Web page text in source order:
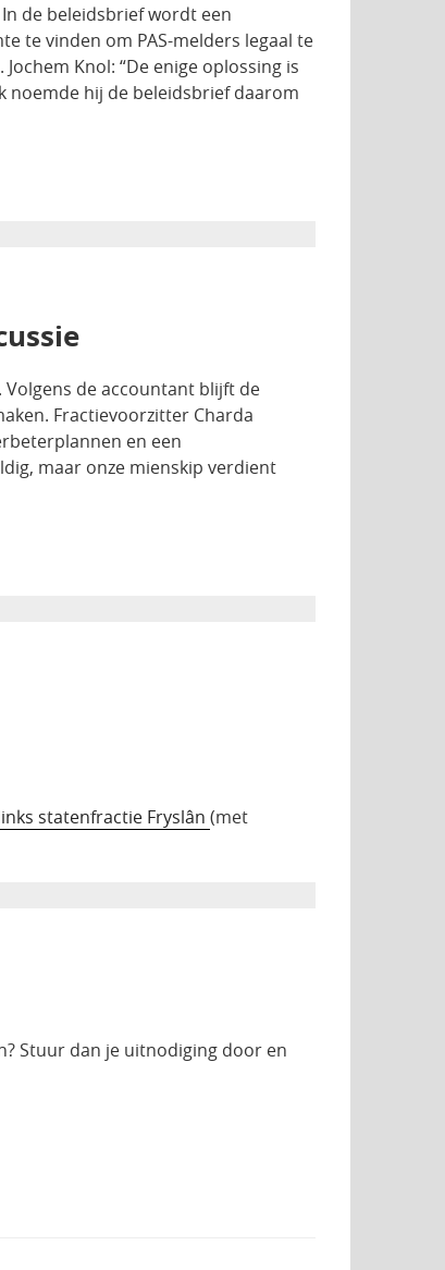
de beleidsbrief wordt een
te vinden om PAS-melders legaal te
Knol: “De enige oplossing is
noemde hij de beleidsbrief daarom
de accountant blijft de
Fractievoorzitter Charda
en een
maar onze mienskip verdient
statenfractie Fryslân (met
Stuur dan je uitnodiging door en